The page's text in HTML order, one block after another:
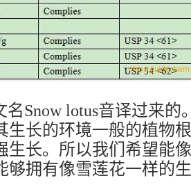
名Snow lotus音译过来
生长的环境一般的植物
生长。所以我们希望能
拥有像雪莲花一样的